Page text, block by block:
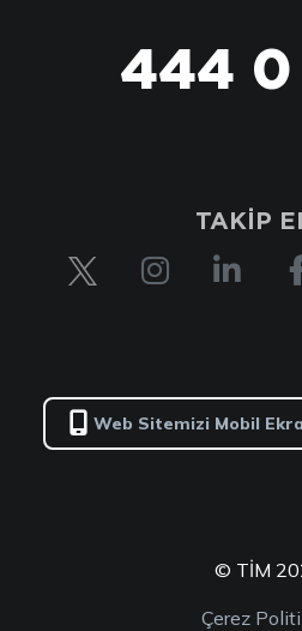
444
TAKİP
Web Sitemizi Mobil
© TİM
Çerez